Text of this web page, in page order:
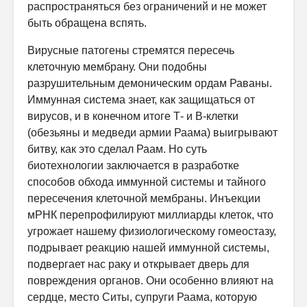
распространяться без ограничений и не может
быть обращена вспять.
Вирусные патогены стремятся пересечь
клеточную мембрану. Они подобны
разрушительным демоническим ордам Раваны.
Иммунная система знает, как защищаться от
вирусов, и в конечном итоге Т- и В-клетки
(обезьяны и медведи армии Раама) выигрывают
битву, как это сделал Раам. Но суть
биотехнологии заключается в разработке
способов обхода иммунной системы и тайного
пересечения клеточной мембраны. Инъекции
мРНК перепрофилируют миллиарды клеток, что
угрожает нашему физиологическому гомеостазу,
подрывает реакцию нашей иммунной системы,
подвергает нас раку и открывает дверь для
повреждения органов. Они особенно влияют на
сердце, место Ситы, супруги Раама, которую